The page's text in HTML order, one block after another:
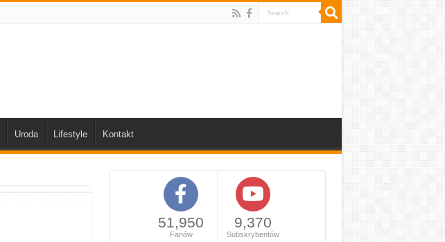
Uroda Lifestyle Kontakt
51,950
Fanów
9,370
Subskrybentów